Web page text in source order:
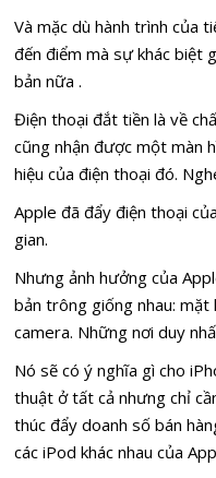
Và mặc dù hành trình của
đến điểm mà sự khác biệt
bản nữa .
Điện thoại đắt tiền là về
cũng nhận được một màn
hiệu của điện thoại đó.
Apple đã đẩy điện thoại
gian.
Nhưng ảnh hưởng của
bản trông giống nhau:
camera. Những nơi duy
Nó sẽ có ý nghĩa gì cho
thuật ở tất cả nhưng chỉ
thúc đẩy doanh số bán
các iPod khác nhau của